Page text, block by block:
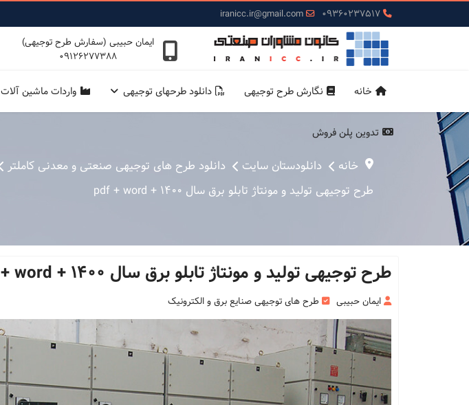
09360237517
iranicc.ir@gmail.com
ایمان حبیبی (سفارش طرح توجیهی)
09126277388
خانه نگارش طرح توجیهی دانلود طرحهای توجیهی واردات ماشین آلات
تدوین پلن فروش
خانه دانلودستان سایت دانلود طرح های توجیهی صنعتی و معدنی کاملتر
طرح توجیهی تولید و مونتاژ تابلو برق سال 1400 + pdf + word
طرح توجیهی تولید و مونتاژ تابلو برق سال 1400 + pdf + word
ایمان حبیبی طرح های توجیهی صنایع برق و الکترونیک